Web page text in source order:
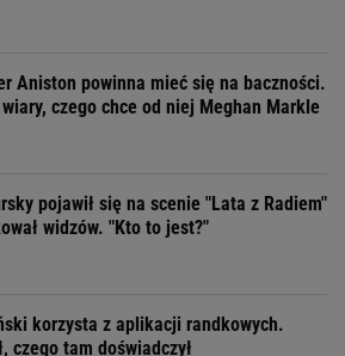
Aniston powinna mieć się na baczności.
wiary, czego chce od niej Meghan Markle
pojawił się na scenie "Lata z Radiem"
widzów. "Kto to jest?"
korzysta z aplikacji randkowych.
czego tam doświadczył